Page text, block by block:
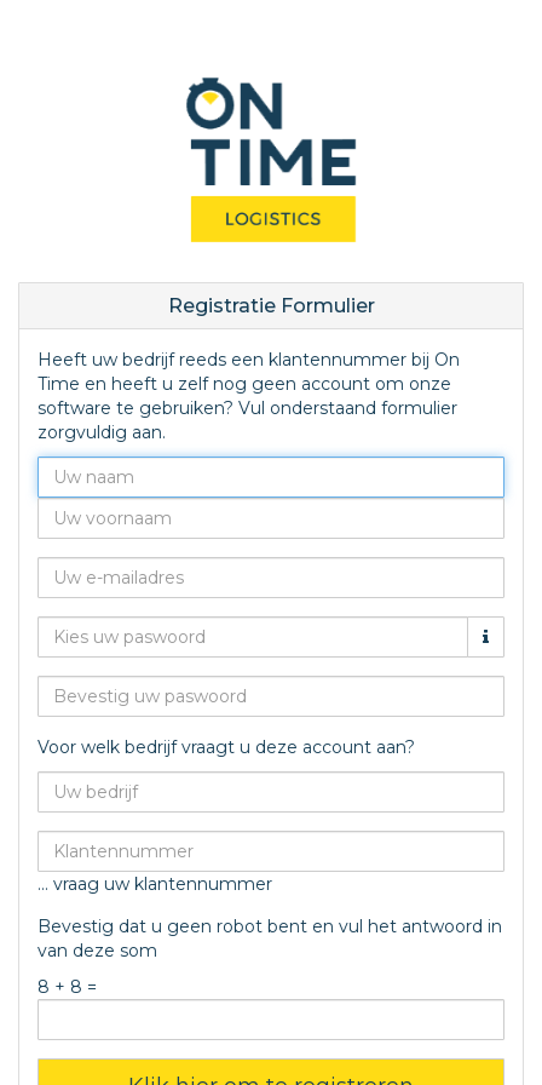
Registratie Formulier
Heeft uw bedrijf reeds een klantennummer bij On
Time en heeft u zelf nog geen account om onze
software te gebruiken? Vul onderstaand formulier
zorgvuldig aan.
Voor welk bedrijf vraagt u deze account aan?
... vraag uw klantennummer
Bevestig dat u geen robot bent en vul het antwoord in
van deze som
8 + 8 =